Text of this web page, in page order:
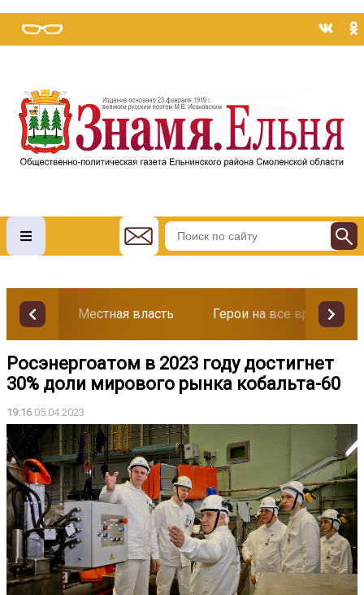
Местная власть Герои на все времена
Росэнергоатом в 2023 году достигнет
30% доли мирового рынка кобальта-60
19:1605.04.2023